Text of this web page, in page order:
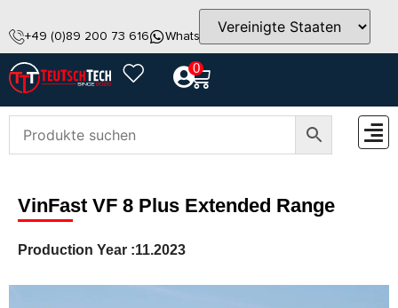
+49 (0)89 200 73 616 WhatsApp info@teutschtech.com
0
VinFast VF 8 Plus Extended Range
Production Year :11.2023